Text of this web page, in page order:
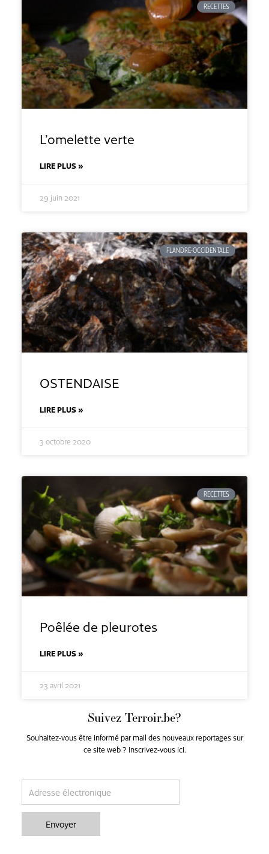
RECETTES
L’omelette verte
LIRE PLUS »
29 juin 2021
FLANDRE-OCCIDENTALE
OSTENDAISE
LIRE PLUS »
3 octobre 2020
RECETTES
Poêlée de pleurotes
LIRE PLUS »
23 avril 2021
Suivez Terroir.be?
Souhaitez-vous être informé par mail des nouveaux reportages sur
ce site web ? Inscrivez-vous ici.
Envoyer